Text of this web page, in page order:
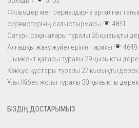
Фильмдер мен сериалдарға арналған
сервистерінің салыстырмасы
4851
Сатурн сақиналары туралы 26 қызықты
Алғашқы жазу жүйелерінің тарихы
4649
Шымкент қаласы туралы 29 қызықты
Көкқұс құстары туралы 27 қызықты дерек
Ұлы Жібек жолы туралы 30 қызықты дерек
БІЗДІҢ ДОСТАРЫМЫЗ